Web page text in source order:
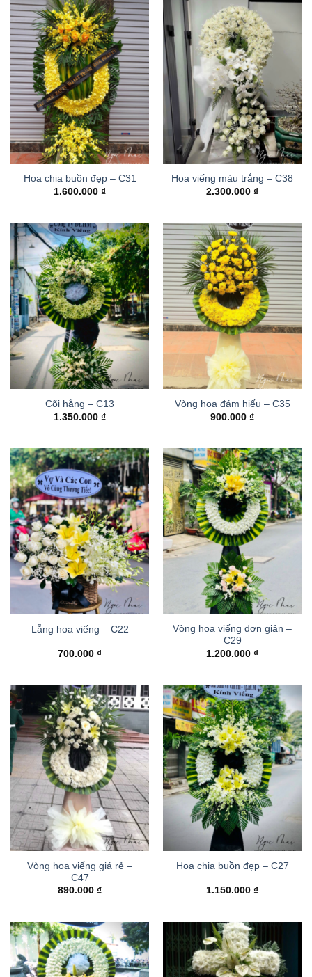
Hoa chia buồn đẹp – C31
1.600.000 ₫
Hoa viếng màu trắng – C38
2.300.000 ₫
Cõi hằng – C13
1.350.000 ₫
Vòng hoa đám hiếu – C35
900.000 ₫
Lẵng hoa viếng – C22
700.000 ₫
Vòng hoa viếng đơn giản –
C29
1.200.000 ₫
Vòng hoa viếng giá rẻ –
C47
890.000 ₫
Hoa chia buồn đẹp – C27
1.150.000 ₫